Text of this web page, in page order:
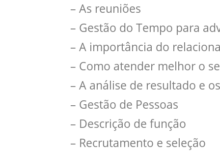
– As reuniões
– Gestão do Tempo para
– A importância do
– Como atender melhor o
– A análise de resultado e
– Gestão de Pessoas
– Descrição de função
– Recrutamento e seleção